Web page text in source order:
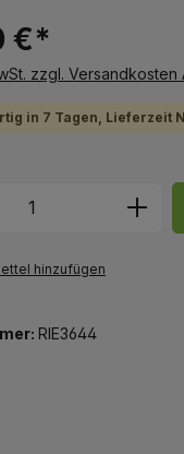
€*
zzgl. Versandkosten
in 7 Tagen, Lieferzeit
Anzahl: Gib
hinzufügen
RIE3644